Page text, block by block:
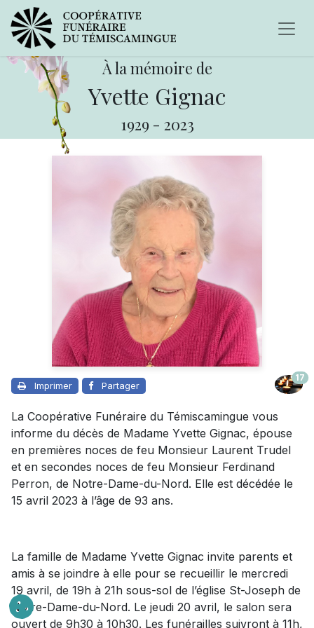
À la mémoire de
Yvette Gignac
1929 - 2023
Imprimer Partager
17
La Coopérative Funéraire du Témiscamingue vous
informe du décès de Madame Yvette Gignac, épouse
en premières noces de feu Monsieur Laurent Trudel
et en secondes noces de feu Monsieur Ferdinand
Perron, de Notre-Dame-du-Nord. Elle est décédée le
15 avril 2023 à l’âge de 93 ans.
La famille de Madame Yvette Gignac invite parents et
amis à se joindre à elle pour se recueillir le mercredi
19 avril, de 19h à 21h sous-sol de l’église St-Joseph de
Notre-Dame-du-Nord. Le jeudi 20 avril, le salon sera
ouvert de 9h30 à 10h30. Les funérailles suivront à 11h,